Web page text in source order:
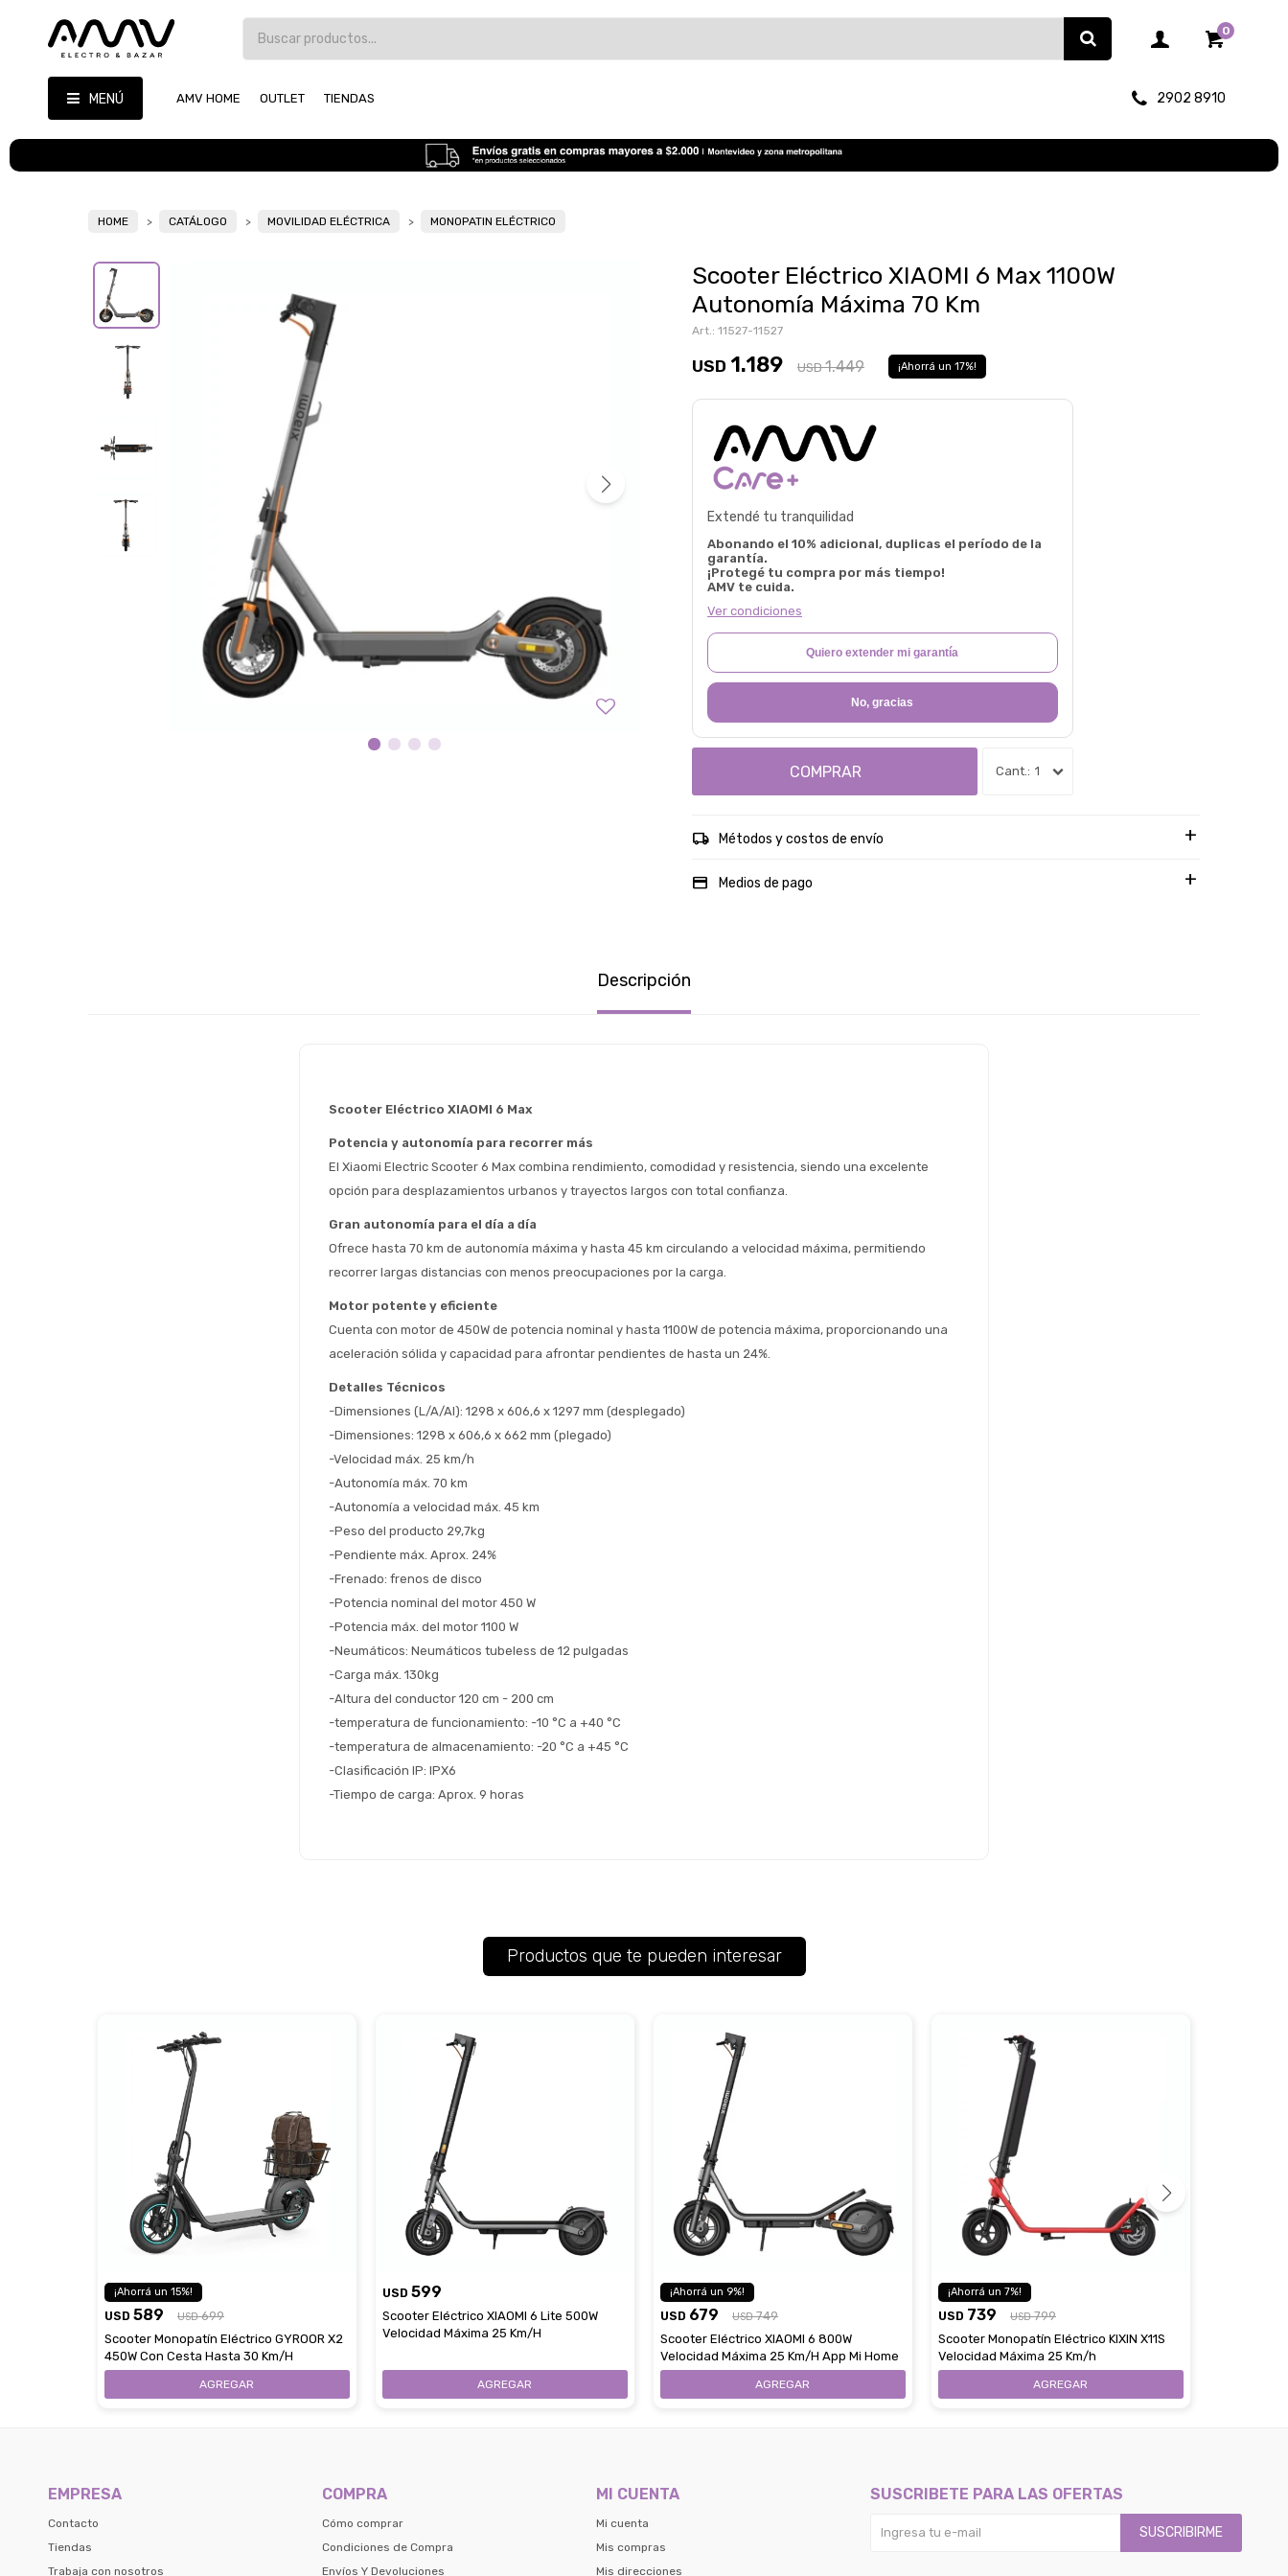
MENÚ AMV HOME OUTLET TIENDAS 2902 8910
0
HOME CATÁLOGO MOVILIDAD ELÉCTRICA MONOPATIN ELÉCTRICO
Scooter Eléctrico XIAOMI 6 Max 1100W
Autonomía Máxima 70 Km
11527-11527
USD 1.189 USD 1.449 17
Extendé tu tranquilidad
Abonando el 10% adicional, duplicas el período de la
garantía.
¡Protegé tu compra por más tiempo!
AMV te cuida.
Ver condiciones
Quiero extender mi garantía
No, gracias
1
COMPRAR
Métodos y costos de envío
Medios de pago
Descripción
Scooter Eléctrico XIAOMI 6 Max
Potencia y autonomía para recorrer más
El Xiaomi Electric Scooter 6 Max combina rendimiento, comodidad y resistencia, siendo una excelente
opción para desplazamientos urbanos y trayectos largos con total confianza.
Gran autonomía para el día a día
Ofrece hasta 70 km de autonomía máxima y hasta 45 km circulando a velocidad máxima, permitiendo
recorrer largas distancias con menos preocupaciones por la carga.
Motor potente y eficiente
Cuenta con motor de 450W de potencia nominal y hasta 1100W de potencia máxima, proporcionando una
aceleración sólida y capacidad para afrontar pendientes de hasta un 24%.
Detalles Técnicos
-Dimensiones (L/A/Al): 1298 x 606,6 x 1297 mm (desplegado)
-Dimensiones: 1298 x 606,6 x 662 mm (plegado)
-Velocidad máx. 25 km/h
-Autonomía máx. 70 km
-Autonomía a velocidad máx. 45 km
-Peso del producto 29,7kg
-Pendiente máx. Aprox. 24%
-Frenado: frenos de disco
-Potencia nominal del motor 450 W
-Potencia máx. del motor 1100 W
-Neumáticos: Neumáticos tubeless de 12 pulgadas
-Carga máx. 130kg
-Altura del conductor 120 cm - 200 cm
-temperatura de funcionamiento: -10 °C a +40 °C
-temperatura de almacenamiento: -20 °C a +45 °C
-Clasificación IP: IPX6
-Tiempo de carga: Aprox. 9 horas
Productos que te pueden interesar
15
USD 589 USD 699
Scooter Monopatín Eléctrico GYROOR X2
450W Con Cesta Hasta 30 Km/H
USD 599
Scooter Eléctrico XIAOMI 6 Lite 500W
Velocidad Máxima 25 Km/H
9
USD 679 USD 749
Scooter Eléctrico XIAOMI 6 800W
Velocidad Máxima 25 Km/H App Mi Home
7
USD 739 USD 799
Scooter Monopatín Eléctrico KIXIN X11S
Velocidad Máxima 25 Km/h
EMPRESA
Contacto
Tiendas
Trabaja con nosotros
COMPRA
Cómo comprar
Condiciones de Compra
Envíos Y Devoluciones
MI CUENTA
Mi cuenta
Mis compras
Mis direcciones
SUSCRIBETE PARA LAS OFERTAS
SUSCRIBIRME
Comprá ahora y Pagá
tarjeta de crédito
Celular
Estimado/a
Después.
que prefieras!
Ups!
Parece que no tenes oferta, lamentamos
el inconveniente, por cualquier duda
¡Algo salió mal!